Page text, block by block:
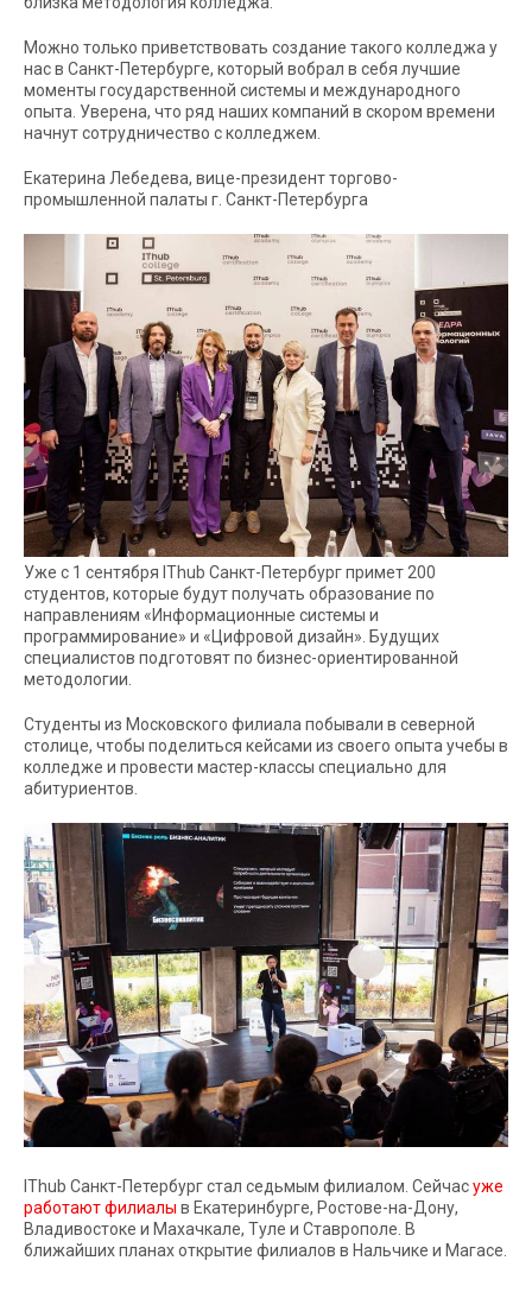
Можно только приветствовать создание такого колледжа у
нас в Санкт-Петербурге, который вобрал в себя лучшие
моменты государственной системы и международного
опыта. Уверена, что ряд наших компаний в скором времени
начнут сотрудничество с колледжем.
Екатерина Лебедева, вице-президент торгово-
промышленной палаты г. Санкт-Петербурга
Уже с 1 сентября IThub Санкт-Петербург примет 200
студентов, которые будут получать образование по
направлениям «Информационные системы и
программирование» и «Цифровой дизайн». Будущих
специалистов подготовят по бизнес-ориентированной
методологии.
Студенты из Московского филиала побывали в северной
столице, чтобы поделиться кейсами из своего опыта учебы в
колледже и провести мастер-классы специально для
абитуриентов.
IThub Санкт-Петербург стал седьмым филиалом. Сейчасуже
работают филиалы в Екатеринбурге, Ростове-на-Дону,
Владивостоке и Махачкале, Туле и Ставрополе. В
ближайших планах открытие филиалов в Нальчике и Магасе.